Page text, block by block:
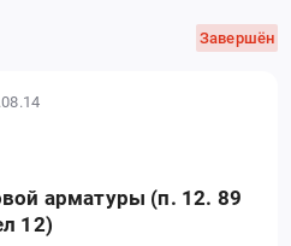
Завершён
арматуры (п. 12. 89
12)